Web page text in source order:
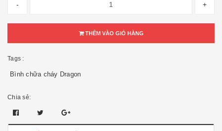
- +
THÊM VÀO GIỎ HÀNG
Tags :
Bình chữa cháy Dragon
Chia sẻ: